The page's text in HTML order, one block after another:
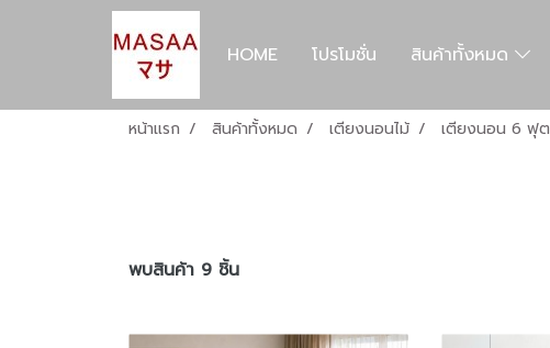
HOME โปรโมชั่น สินค้าทั้งหมด
หน้าแรก สินค้าทั้งหมด เตียงนอนไม้ เตียงนอน 6 ฟุต
พบสินค้า 9 ชิ้น